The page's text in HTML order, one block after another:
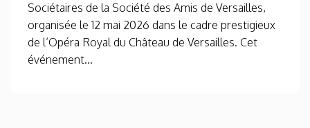
Sociétaires de la Société des Amis de Versailles,
organisée le 12 mai 2026 dans le cadre prestigieux
de l’Opéra Royal du Château de Versailles. Cet
événement...